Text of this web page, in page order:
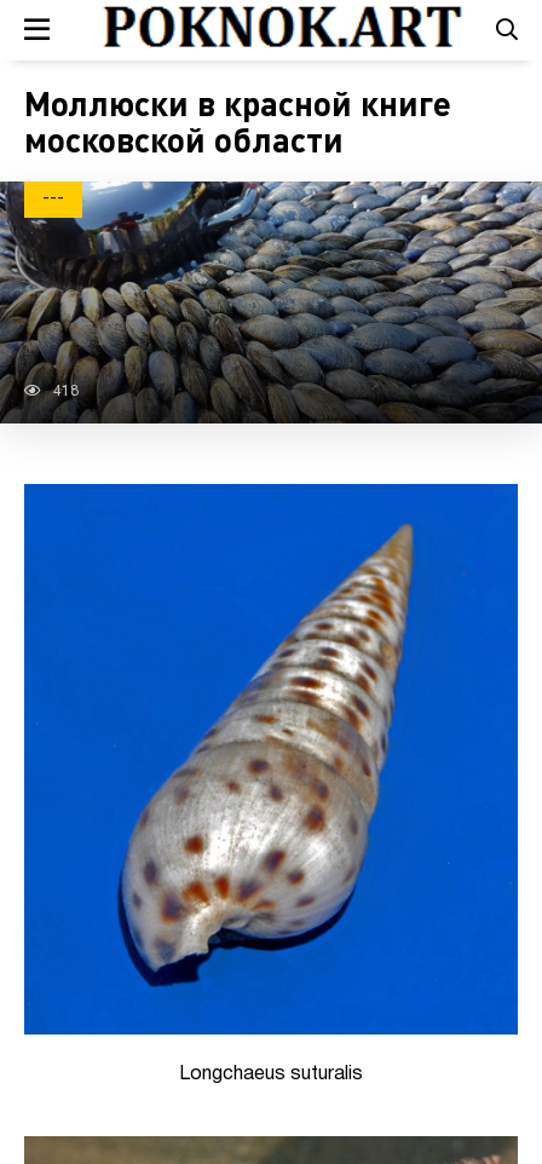
Моллюски в красной книге
московской области
---
418
Longchaeus suturalis